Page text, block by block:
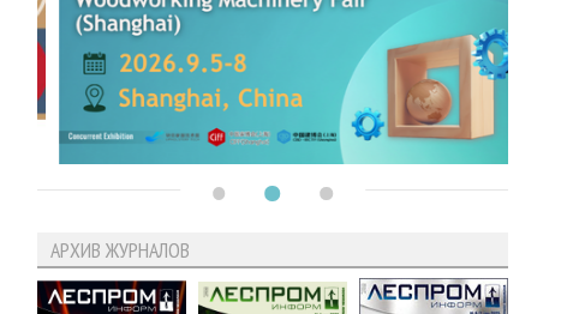
АРХИВ ЖУРНАЛОВ